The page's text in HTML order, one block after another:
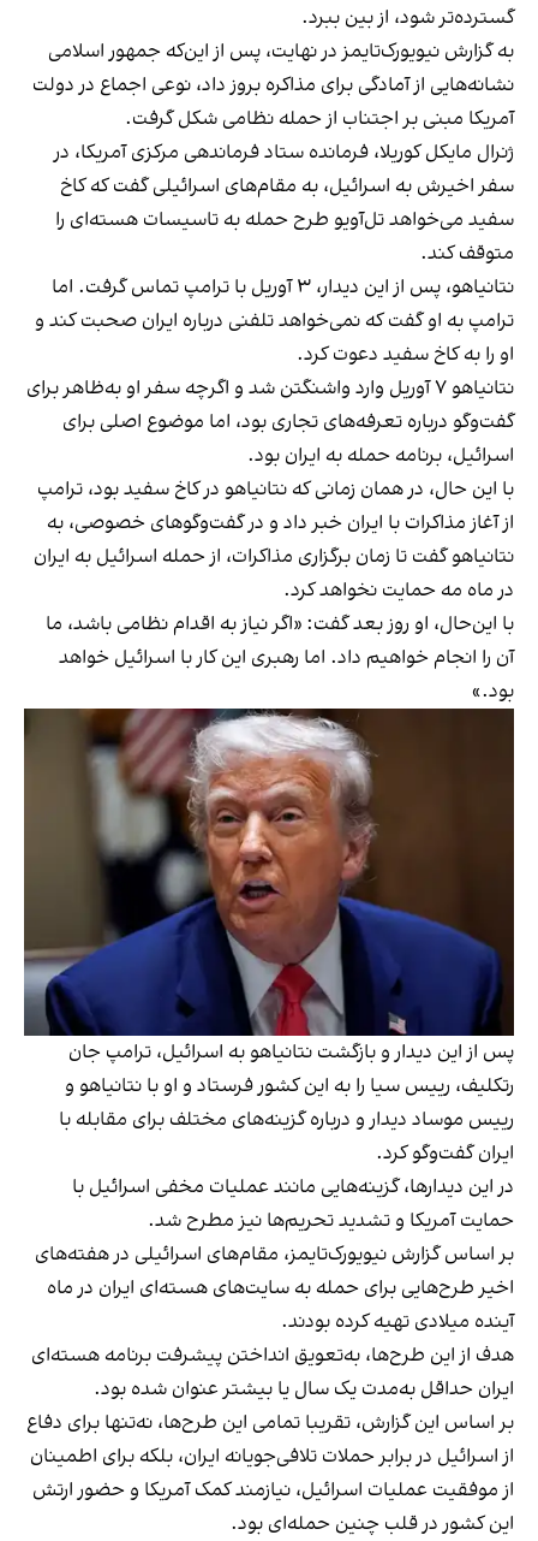
گسترده‌تر شود، از بین ببرد.
به گزارش نیویورک‌تایمز در نهایت، پس از این‌که جمهور اسلامی
نشانه‌هایی از آمادگی برای مذاکره بروز داد، نوعی اجماع در دولت
آمریکا مبنی بر اجتناب از حمله نظامی شکل گرفت.
ژنرال مایکل کوریلا، فرمانده ستاد فرماندهی مرکزی آمریکا، در
سفر اخیرش به اسرائیل، به مقام‌های اسرائیلی گفت که کاخ
سفید می‌خواهد تل‌آویو طرح حمله به تاسیسات هسته‌ای را
متوقف کند.
نتانیاهو، پس از این دیدار، ۳ آوریل با ترامپ تماس گرفت. اما
ترامپ به او گفت که نمی‌خواهد تلفنی درباره ایران صحبت کند و
او را به کاخ سفید دعوت کرد.
نتانیاهو ۷ آوریل وارد واشنگتن شد و اگرچه سفر او به‌ظاهر برای
گفت‌وگو درباره تعرفه‌های تجاری بود، اما موضوع اصلی برای
اسرائیل، برنامه حمله به ایران بود.
با این حال، در همان زمانی که نتانیاهو در کاخ سفید بود، ترامپ
از آغاز مذاکرات با ایران خبر داد و در گفت‌وگوهای خصوصی، به
نتانیاهو گفت تا زمان برگزاری مذاکرات، از حمله اسرائیل به ایران
در ماه مه حمایت نخواهد کرد.
با این‌حال، او روز بعد گفت: «اگر نیاز به اقدام نظامی باشد، ما
آن را انجام خواهیم داد. اما رهبری این کار با اسرائیل خواهد
بود.»
پس از این دیدار و بازگشت نتانیاهو به اسرائیل، ترامپ جان
رتکلیف، رییس سیا را به این کشور فرستاد و او با نتانیاهو و
رییس موساد دیدار و درباره گزینه‌های مختلف برای مقابله با
ایران گفت‌وگو کرد.
در این دیدارها، گزینه‌هایی مانند عملیات مخفی اسرائیل با
حمایت آمریکا و تشدید تحریم‌ها نیز مطرح شد.
بر اساس گزارش نیویورک‌تایمز، مقام‌های اسرائیلی در هفته‌های
اخیر طرح‌هایی برای حمله به سایت‌های هسته‌ای ایران در ماه
آینده میلادی تهیه کرده بودند.
هدف از این طرح‌ها، به‌تعویق انداختن پیشرفت برنامه هسته‌ای
ایران حداقل به‌مدت یک سال یا بیشتر عنوان شده بود.
بر اساس این گزارش، تقریبا تمامی این طرح‌ها، نه‌تنها برای دفاع
از اسرائیل در برابر حملات تلافی‌جویانه ایران، بلکه برای اطمینان
از موفقیت عملیات اسرائیل، نیازمند کمک آمریکا و حضور ارتش
این کشور در قلب چنین حمله‌ای بود.